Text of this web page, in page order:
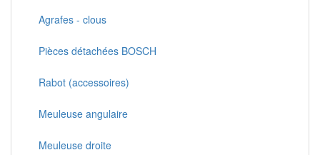
Agrafes - clous
Pièces détachées BOSCH
Rabot (accessoires)
Meuleuse angulaire
Meuleuse droite